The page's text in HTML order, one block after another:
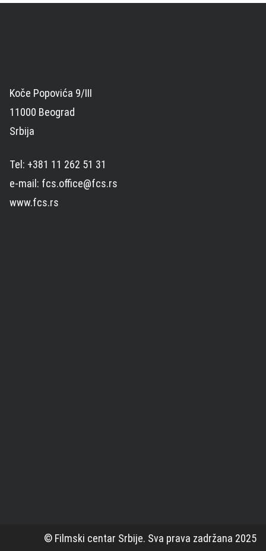
Koče Popovića 9/III
11000 Beograd
Srbija
Tel: +381 11 262 51 31
e-mail: fcs.office@fcs.rs
www.fcs.rs
© Filmski centar Srbije. Sva prava zadržana 2025